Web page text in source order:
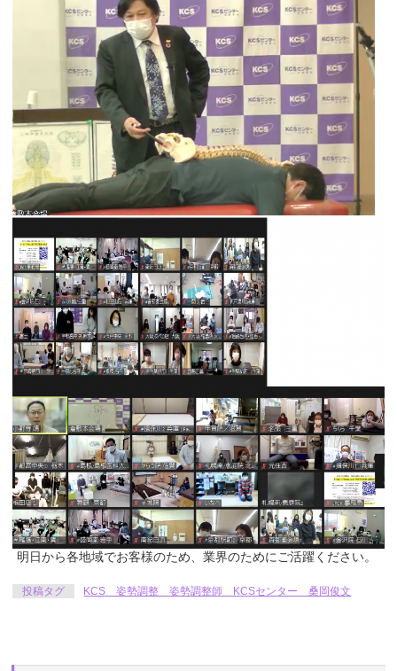
明日から各地域でお客様のため、業界のためにご活躍ください。
投稿タグ KCS 姿勢調整 姿勢調整師 KCSセンター 桑岡俊文